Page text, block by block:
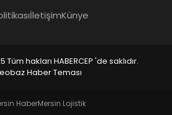
İletişimKünye
hakları HABERCEP 'de saklıdır.
Haber Teması
HaberMersin Lojistik